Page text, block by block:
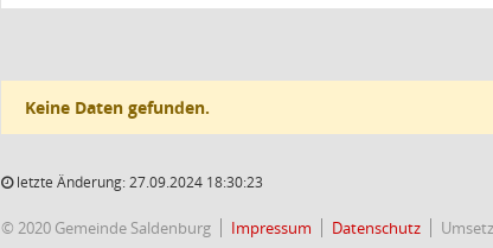
Keine Daten gefunden.
letzte Änderung: 27.09.2024 18:30:23
© 2020 Gemeinde Saldenburg Impressum Datenschutz